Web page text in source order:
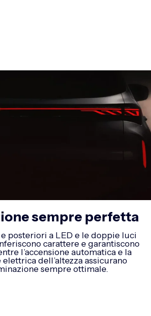
sempre perfetta
posteriori a LED e le doppie luci
carattere e garantiscono
l’accensione automatica e la
dell’altezza assicurano
sempre ottimale.